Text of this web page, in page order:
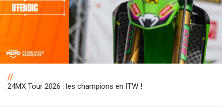
//
24MX Tour 2026 : les champions en ITW !